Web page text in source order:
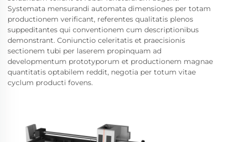
Systemata mensurandi automata dimensiones per totam
productionem verificant, referentes qualitatis plenos
suppeditantes qui conventionem cum descriptionibus
demonstrant. Coniunctio celeritatis et praecisionis
sectionem tubi per laserem propinquam ad
developmentum prototyporum et productionem magnae
quantitatis optabilem reddit, negotia per totum vitae
cyclum producti fovens.